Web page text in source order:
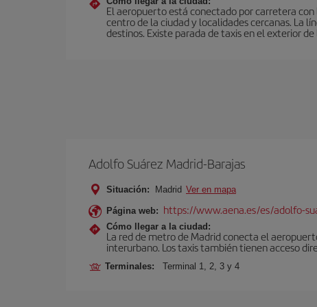
El aeropuerto está conectado por carretera
centro de la ciudad y localidades cercanas. La
destinos. Existe parada de taxis en el exterior
Adolfo Suárez Madrid-Barajas
Situación: Madrid Ver en mapa
Página web: https://www.aena.es/es/adolfo-
Cómo llegar a la ciudad:
La red de metro de Madrid conecta el
interurbano. Los taxis también tienen acceso
Terminales: Terminal 1, 2, 3 y 4